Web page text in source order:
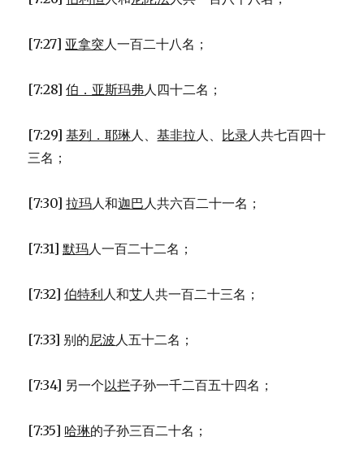
[7:27] 亚拿突人一百二十八名；
[7:28]伯．亚斯玛弗人四十二名；
[7:29]基列．耶琳人、基非拉人、 比录人共七百四十
三名；
[7:30]拉玛人和迦巴人共六百二十一名；
[7:31]默玛人一百二十二名；
[7:32]伯特利人和艾人共一百二十三名；
[7:33] 别的尼波人五十二名；
[7:34] 另一个以拦子孙一千二百五十四名；
[7:35] 哈琳的子孙三百二十名；